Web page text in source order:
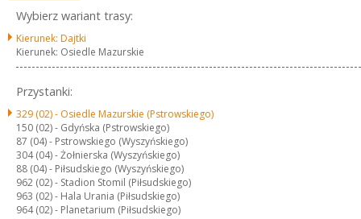
Wybierz wariant trasy:
Kierunek: Dajtki
Kierunek: Osiedle Mazurskie
Przystanki:
329 (02) - Osiedle Mazurskie (Pstrowskiego)
150 (02) - Gdyńska (Pstrowskiego)
87 (04) - Pstrowskiego (Wyszyńskiego)
304 (04) -Żołnierska (Wyszyńskiego)
88 (04) - Piłsudskiego (Wyszyńskiego)
962 (02) - Stadion Stomil (Piłsudskiego)
963 (02) - Hala Urania (Piłsudskiego)
964 (02) - Planetarium (Piłsudskiego)